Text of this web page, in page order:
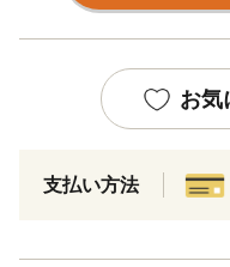
お気
支払い方法